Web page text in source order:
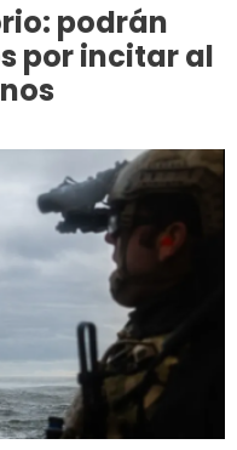
podrán
por incitar al